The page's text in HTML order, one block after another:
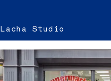
Lacha Studio